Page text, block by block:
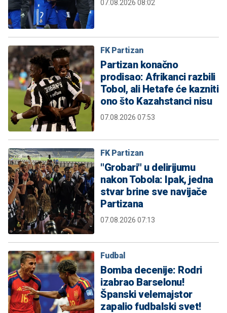
07.08.2026 08:02
FK Partizan
Partizan konačno
prodisao: Afrikanci razbili
Tobol, ali Hetafe će kazniti
ono što Kazahstanci nisu
07.08.2026 07:53
FK Partizan
"Grobari" u delirijumu
nakon Tobola: Ipak, jedna
stvar brine sve navijače
Partizana
07.08.2026 07:13
Fudbal
Bomba decenije: Rodri
izabrao Barselonu!
Španski velemajstor
zapalio fudbalski svet!